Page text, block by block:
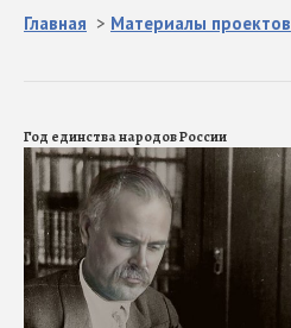
Главная > Материалы проектов
Год единства народов России